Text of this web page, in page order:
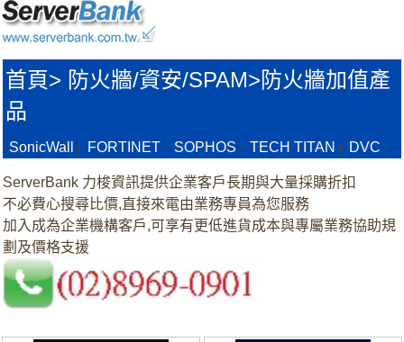
首頁> 防火牆/資安/SPAM>防火牆加值產
品
SonicWall FORTINET SOPHOS TECH TITAN DVC
ServerBank 力梭資訊提供企業客戶長期與大量採購折扣
不必費心搜尋比價,直接來電由業務專員為您服務
加入成為企業機構客戶,可享有更低進貨成本與專屬業務協助規
劃及價格支援